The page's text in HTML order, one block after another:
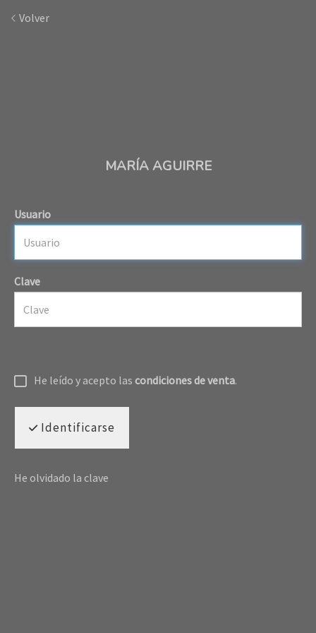
Volver
MARÍA AGUIRRE
Usuario
Clave
He leído y acepto las condiciones de venta.
Identificarse
He olvidado la clave